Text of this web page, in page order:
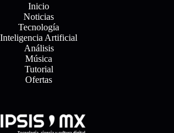
Inicio
Noticias
Tecnología
Inteligencia Artificial
Análisis
Música
Tutorial
Ofertas